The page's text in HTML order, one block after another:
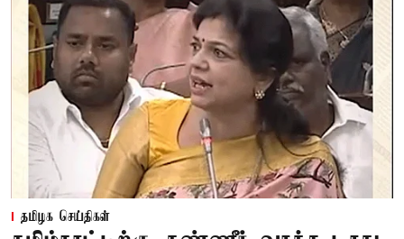
தமிழக செய்திகள்